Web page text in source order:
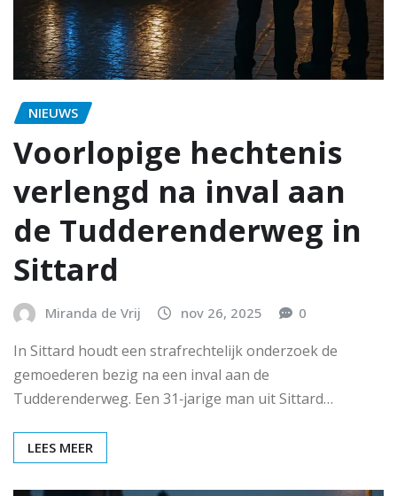
NIEUWS
Voorlopige hechtenis
verlengd na inval aan
de Tudderenderweg in
Sittard
Miranda de Vrij nov 26, 2025 0
In Sittard houdt een strafrechtelijk onderzoek de
gemoederen bezig na een inval aan de
Tudderenderweg. Een 31‑jarige man uit Sittard…
LEES MEER